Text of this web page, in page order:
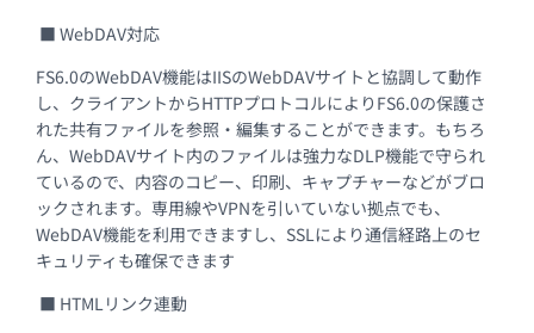
■ WebDAV対応
FS6.0のWebDAV機能はIISのWebDAVサイトと協調して動作
し、クライアントからHTTPプロトコルによりFS6.0の保護さ
れた共有ファイルを参照・編集することができます。もちろ
ん、WebDAVサイト内のファイルは強力なDLP機能で守られ
ているので、内容のコピー、印刷、キャプチャーなどがブロ
ックされます。専用線やVPNを引いていない拠点でも、
WebDAV機能を利用できますし、SSLにより通信経路上のセ
キュリティも確保できます
■ HTMLリンク連動